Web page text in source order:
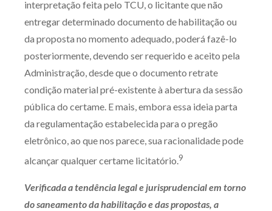
interpretação feita pelo TCU, o licitante que não
entregar determinado documento de habilitação ou
da proposta no momento adequado, poderá fazê-lo
posteriormente, devendo ser requerido e aceito pela
Administração, desde que o documento retrate
condição material pré-existente à abertura da sessão
pública do certame. E mais, embora essa ideia parta
da regulamentação estabelecida para o pregão
eletrônico, ao que nos parece, sua racionalidade pode
alcançar qualquer certame licitatório.9
Verificada a tendência legal e jurisprudencial em torno
do saneamento da habilitação e das propostas, a